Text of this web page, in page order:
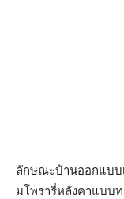
ลักษณะบ้านออกแบบ
มโพรารี่หลังคาแบบ